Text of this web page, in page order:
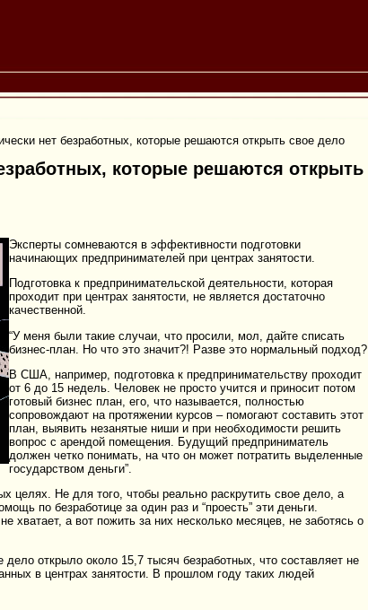
нет безработных, которые решаются открыть свое дело
которые решаются открыть
Эксперты сомневаются в эффективности подготовки
начинающих предпринимателей при центрах занятости.
Подготовка к предпринимательской деятельности, которая
проходит при центрах занятости, не является достаточно
качественной.
“У меня были такие случаи, что просили, мол, дайте списать
бизнес-план. Но что это значит?! Разве это нормальный подход?
В США, например, подготовка к предпринимательству проходит
от 6 до 15 недель. Человек не просто учится и приносит потом
готовый бизнес план, его, что называется, полностью
сопровождают на протяжении курсов – помогают составить этот
план, выявить незанятые ниши и при необходимости решить
вопрос с арендой помещения. Будущий предприниматель
должен четко понимать, на что он может потратить выделенные
государством деньги”.
целях. Не для того, чтобы реально раскрутить свое дело, а
по безработице за один раз и “проесть” эти деньги.
хватает, а вот пожить за них несколько месяцев, не заботясь о
открыло около 15,7 тысяч безработных, что составляет не
в центрах занятости. В прошлом году таких людей